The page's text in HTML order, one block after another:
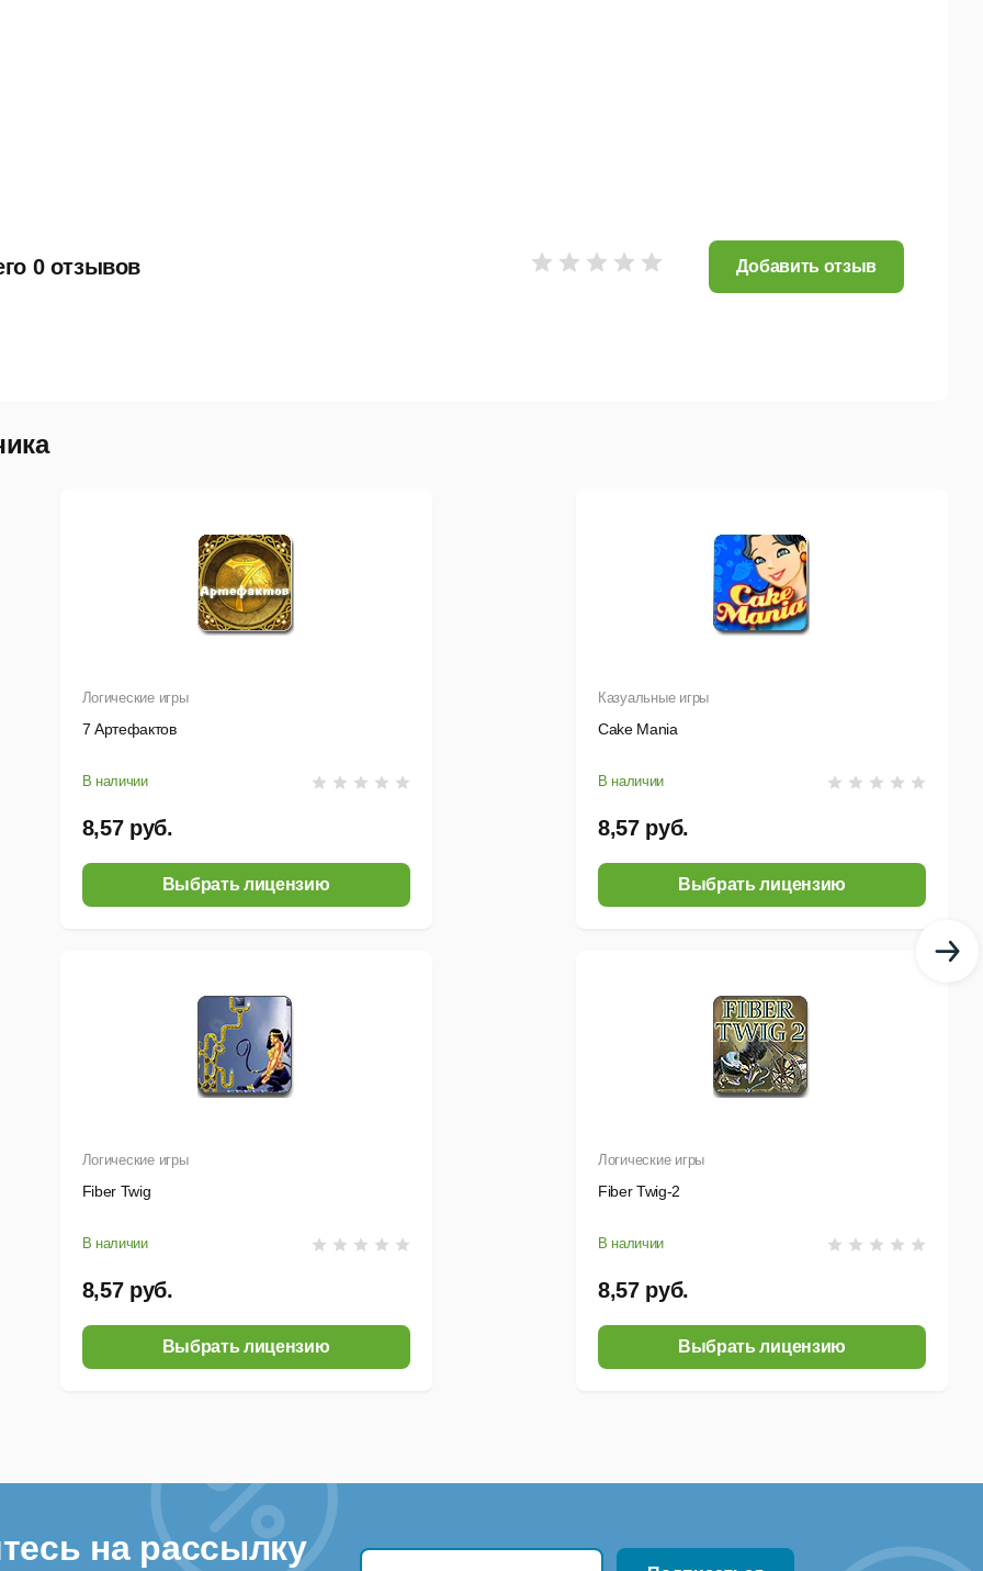
0 отзывов Добавить отзыв
Логические игры
7 Артефактов
В наличии
8,57 руб.
Выбрать лицензию
Казуальные игры
Cake Mania
В наличии
8,57 руб.
Выбрать лицензию
Логические игры
Fiber Twig
В наличии
8,57 руб.
Выбрать лицензию
Логические игры
Fiber Twig-2
В наличии
8,57 руб.
Выбрать лицензию
на рассылку